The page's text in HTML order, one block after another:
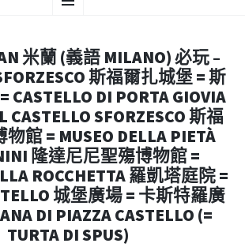
至
容
米蘭 (義語 MILANO) 必玩 –
斯福爾扎城堡 = 斯
CASTELLO DI PORTA GIOVIA
CASTELLO SFORZESCO 斯福
館 = MUSEO DELLA PIETÀ
隆達尼尼聖殤博物館 =
ROCCHETTA 羅凱塔庭院 =
城堡廣場 = 卡斯特羅廣
DI PIAZZA CASTELLO (=
TURTA DI SPUS)